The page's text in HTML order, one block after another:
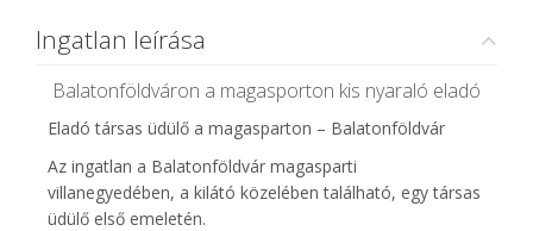
Ingatlan leírása
Balatonföldváron a magasporton kis nyaraló eladó
Eladó társas üdülő a magasparton – Balatonföldvár
Az ingatlan a Balatonföldvár magasparti
villanegyedében, a kilátó közelében található, egy társas
üdülő első emeletén.